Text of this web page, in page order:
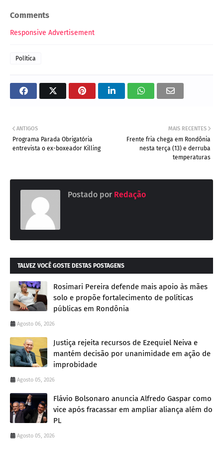
Comments
Responsive Advertisement
Política
MAIS RECENTES
Frente fria chega em Rondônia
nesta terça (13) e derruba
temperaturas
ANTIGOS
Programa Parada Obrigatória
entrevista o ex-boxeador Killing
Postado por Redação
TALVEZ VOCÊ GOSTE DESTAS POSTAGENS
Rosimari Pereira defende mais apoio às mães
solo e propõe fortalecimento de políticas
públicas em Rondônia
Agosto 06, 2026
Justiça rejeita recursos de Ezequiel Neiva e
mantém decisão por unanimidade em ação de
improbidade
Agosto 05, 2026
Flávio Bolsonaro anuncia Alfredo Gaspar como
vice após fracassar em ampliar aliança além do
PL
Agosto 05, 2026